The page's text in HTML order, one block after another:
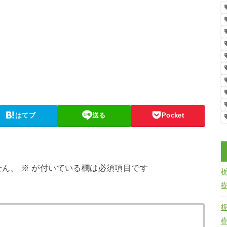
はてブ 送る Pocket
。 ※ が付いている欄は必須項目です